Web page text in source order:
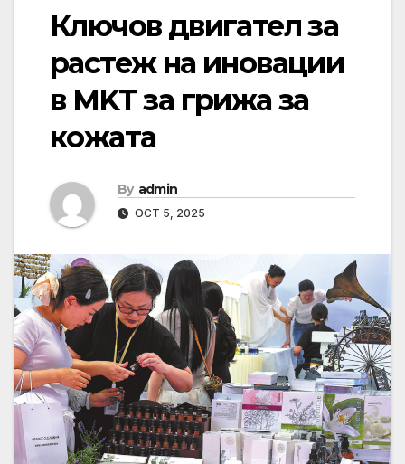
Ключов двигател за
растеж на иновации
в MKT за грижа за
кожата
By admin
OCT 5, 2025